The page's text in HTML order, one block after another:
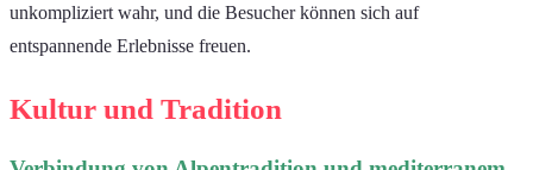
unkompliziert wahr, und die Besucher können sich auf
entspannende Erlebnisse freuen.
Kultur und Tradition